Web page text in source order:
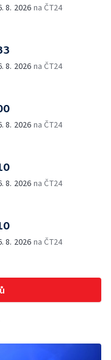
8. 2026 na ČT24
8. 2026 na ČT24
8. 2026 na ČT24
8. 2026 na ČT24
8. 2026 na ČT24